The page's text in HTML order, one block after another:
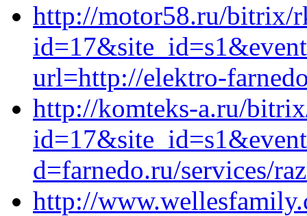
http://motor58.ru/bitrix/
url=http://elektro-
http://komteks-a.ru/
d=farnedo.ru/services/
http://